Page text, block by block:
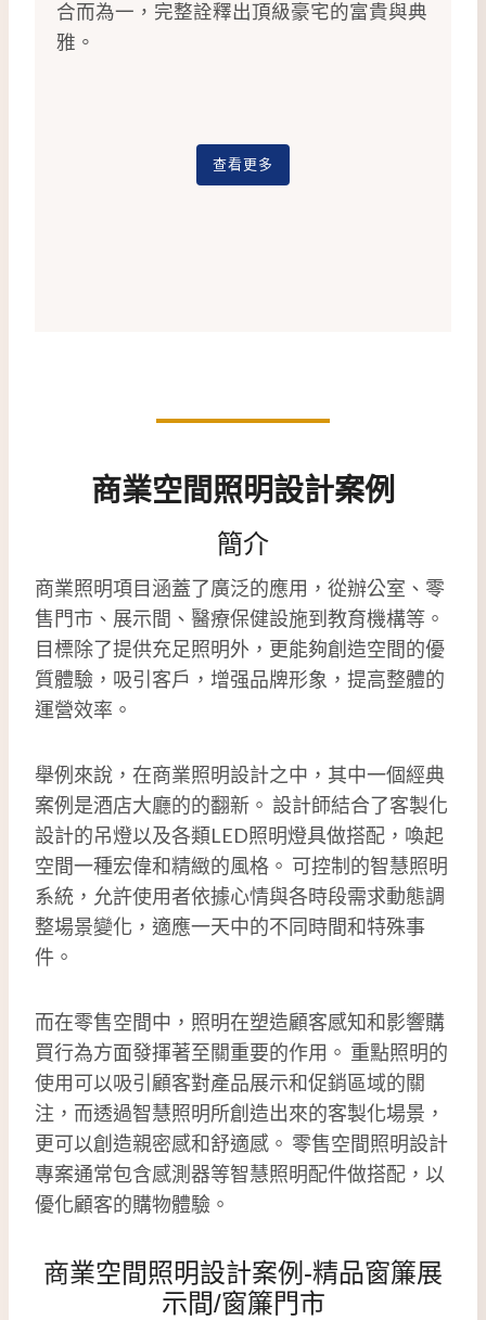
合而為一，完整詮釋出頂級豪宅的富貴與典
雅。
查看更多
商業空間照明設計案例
簡介
商業照明項目涵蓋了廣泛的應用，從辦公室、零
售門市、展示間、醫療保健設施到教育機構等。
目標除了提供充足照明外，更能夠創造空間的優
質體驗，吸引客戶，增强品牌形象，提高整體的
運營效率。
舉例來說，在商業照明設計之中，其中一個經典
案例是酒店大廳的的翻新。 設計師結合了客製化
設計的吊燈以及各類LED照明燈具做搭配，喚起
空間一種宏偉和精緻的風格。 可控制的智慧照明
系統，允許使用者依據心情與各時段需求動態調
整場景變化，適應一天中的不同時間和特殊事
件。
而在零售空間中，照明在塑造顧客感知和影響購
買行為方面發揮著至關重要的作用。 重點照明的
使用可以吸引顧客對產品展示和促銷區域的關
注，而透過智慧照明所創造出來的客製化場景，
更可以創造親密感和舒適感。 零售空間照明設計
專案通常包含感測器等智慧照明配件做搭配，以
優化顧客的購物體驗。
商業空間照明設計案例-精品窗簾展
示間/窗簾門市